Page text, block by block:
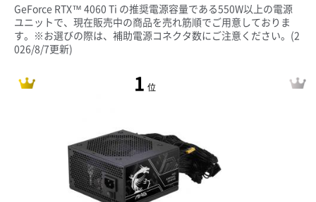
GeForce RTX™ 4060 Ti の推奨電源容量である550W以上の電源
ユニットで、現在販売中の商品を売れ筋順でご用意しておりま
す。※お選びの際は、補助電源コネクタ数にご注意ください。 (2
026/8/7更新)
1 位